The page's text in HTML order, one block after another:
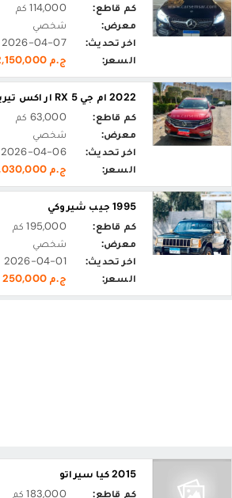
كم قاطع:
114,000 كم
معرض:
شخصي
اخر تحديث:
2026-04-07
السعر:
ج.م 2,150,000
2022 ام جي RX 5 ار اكس تيربو 1.5
كم قاطع:
63,000 كم
معرض:
شخصي
اخر تحديث:
2026-04-06
السعر:
ج.م 1,030,000
1995 جيب شيروكي
كم قاطع:
195,000 كم
معرض:
شخصي
اخر تحديث:
2026-04-01
السعر:
ج.م 250,000
2015 كيا سيراتو
كم قاطع:
183,000 كم